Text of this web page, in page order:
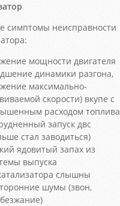
симптомы неисправности
мощности двигателя
динамики разгона,
максимально-
скорости) вкупе с
расходом топлива
запуск двс
стал заводиться)
ядовитый запах из
выпуска
слышны
шумы (звон,